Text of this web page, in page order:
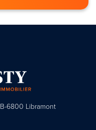
B-6800 Libramont